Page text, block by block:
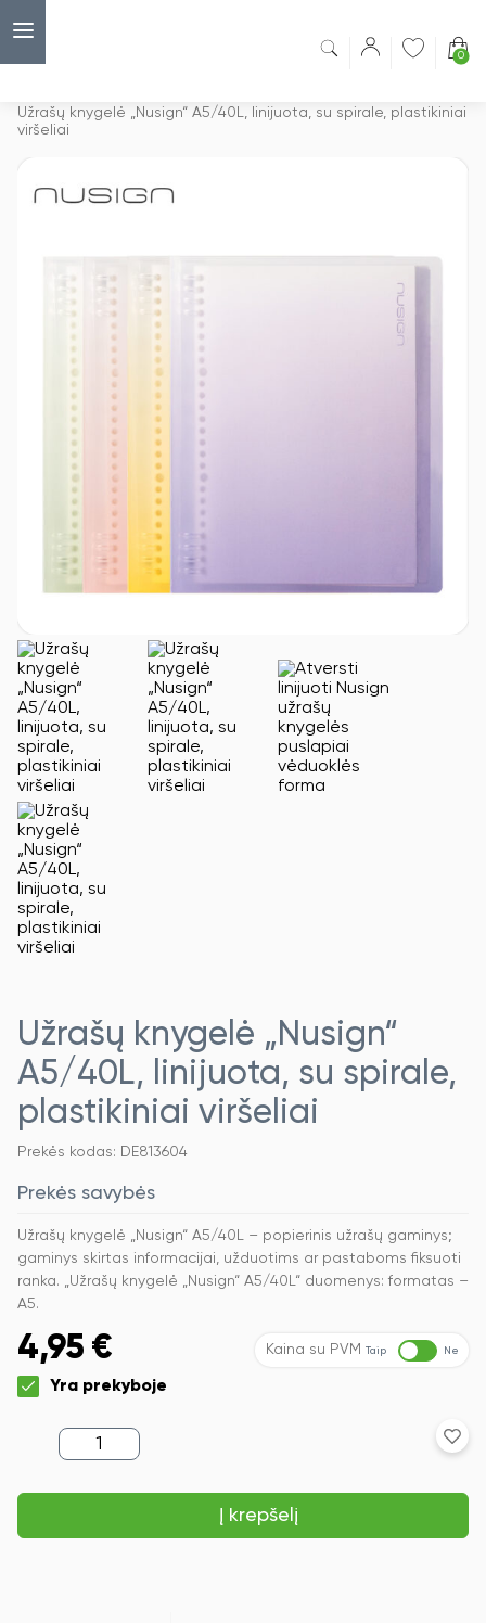
0
Užrašų knygelė „Nusign“ A5/40L, linijuota, su spirale, plastikiniai
viršeliai
Užrašų knygelė „Nusign“
A5/40L, linijuota, su spirale,
plastikiniai viršeliai
Prekės kodas: DE813604
Prekės savybės
Užrašų knygelė „Nusign“ A5/40L – popierinis užrašų gaminys;
gaminys skirtas informacijai, užduotims ar pastaboms fiksuoti
ranka. „Užrašų knygelė „Nusign“ A5/40L“ duomenys: formatas –
A5.
4,95 € Kaina su PVM Taip Ne
Yra prekyboje
produkto
kiekis:
knygelė
A5/40L,
Į krepšelį